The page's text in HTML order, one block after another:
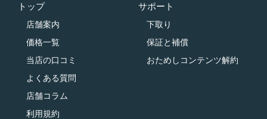
トップ
店舗案内
価格一覧
当店の口コミ
よくある質問
店舗コラム
利用規約
サポート
下取り
保証と補償
おためしコンテンツ解約